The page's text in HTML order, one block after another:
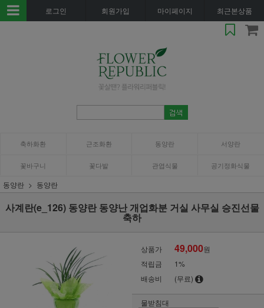
로그인 회원가입 마이페이지 최근본상품
축하화환 근조화환 동양란 서양란
꽃바구니 꽃다발 관엽식물 공기정화식물
동양란 동양란
사계란(e_126) 동양란 동양난 개업화분 거실 사무실 승진선물
축하
상품가 49,000원
적립금
1%
배송비
(무료)
물받침대